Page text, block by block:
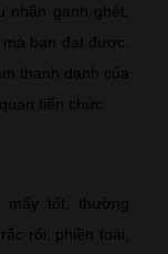
ganh ghét,
bạn đạt đươc.
thanh danh của
tiến chức.
tốt, thường
rối, phiền toái,